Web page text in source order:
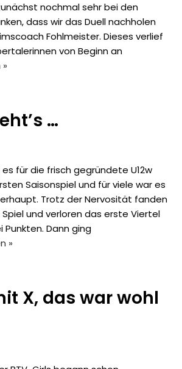
nochmal sehr bei den
dass wir das Duell nachholen
Fohlmeister. Dieses verlief
von Beginn an
…
für die frisch gegründete U12w
Saisonspiel und für viele war es
Trotz der Nervosität fanden
und verloren das erste Viertel
Dann ging
»
X, das war wohl